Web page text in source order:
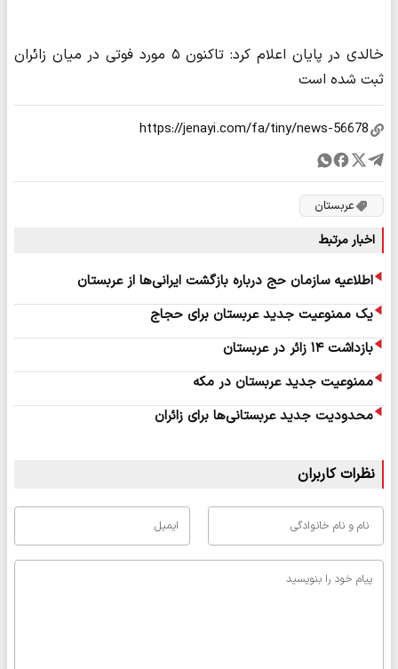
خالدی در پایان اعلام کرد: تاکنون ۵ مورد فوتی در میان زائران
ثبت شده است
عربستان
اخبار مرتبط
اطلاعیه سازمان حج درباره بازگشت ایرانی‌ها از عربستان
یک ممنوعیت جدید عربستان برای حجاج
بازداشت ۱۴ زائر در عربستان
ممنوعیت جدید عربستان در مکه
محدودیت جدید عربستانی‌ها برای زائران
نظرات کاربران